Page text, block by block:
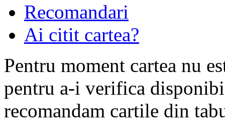
timpul roadelor, iarna -
universul plin de sensuri
Din continua desfasurare
unui an, de la un anotimp
loc, imortalizate de ochiul
imaginea unui lumi
Recomandari
Ai citit cartea?
Pentru moment cartea nu
pentru a-i verifica
recomandam cartile din